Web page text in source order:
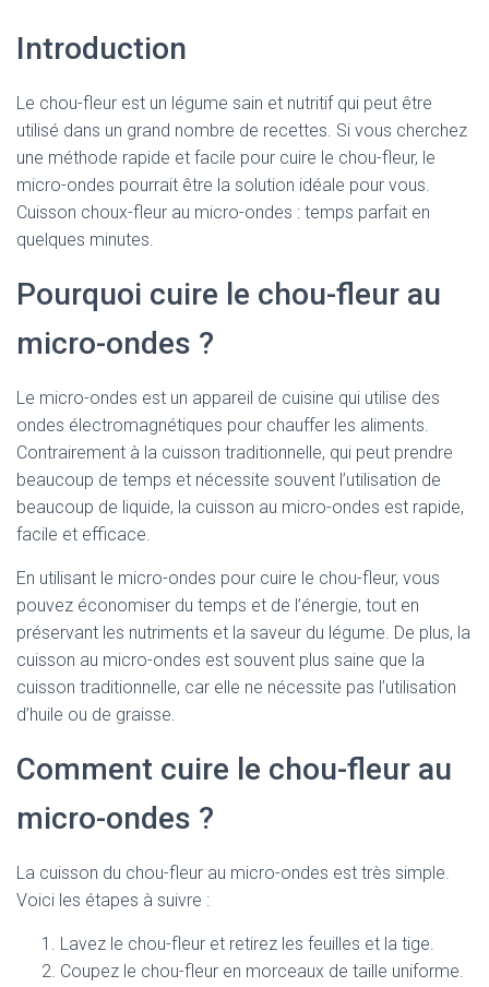
Introduction
Le chou-fleur est un légume sain et nutritif qui peut être
utilisé dans un grand nombre de recettes. Si vous cherchez
une méthode rapide et facile pour cuire le chou-fleur, le
micro-ondes pourrait être la solution idéale pour vous.
Cuisson choux-fleur au micro-ondes : temps parfait en
quelques minutes.
Pourquoi cuire le chou-fleur au
micro-ondes ?
Le micro-ondes est un appareil de cuisine qui utilise des
ondes électromagnétiques pour chauffer les aliments.
Contrairement à la cuisson traditionnelle, qui peut prendre
beaucoup de temps et nécessite souvent l’utilisation de
beaucoup de liquide, la cuisson au micro-ondes est rapide,
facile et efficace.
En utilisant le micro-ondes pour cuire le chou-fleur, vous
pouvez économiser du temps et de l’énergie, tout en
préservant les nutriments et la saveur du légume. De plus, la
cuisson au micro-ondes est souvent plus saine que la
cuisson traditionnelle, car elle ne nécessite pas l’utilisation
d’huile ou de graisse.
Comment cuire le chou-fleur au
micro-ondes ?
La cuisson du chou-fleur au micro-ondes est très simple.
Voici les étapes à suivre :
Lavez le chou-fleur et retirez les feuilles et la tige.
Coupez le chou-fleur en morceaux de taille uniforme.